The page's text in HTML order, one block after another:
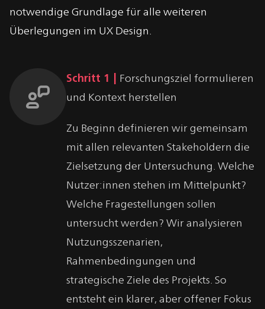
notwendige Grundlage für alle weiteren
Überlegungen im UX Design.
Schritt 1 | Forschungsziel formulieren
und Kontext herstellen
Zu Beginn definieren wir gemeinsam
mit allen relevanten Stakeholdern die
Zielsetzung der Untersuchung. Welche
Nutzer:innen stehen im Mittelpunkt?
Welche Fragestellungen sollen
untersucht werden? Wir analysieren
Nutzungsszenarien,
Rahmenbedingungen und
strategische Ziele des Projekts. So
entsteht ein klarer, aber offener Fokus